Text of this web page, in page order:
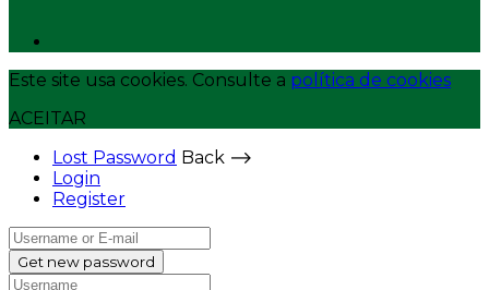
Este site usa cookies. Consulte a política de cookies
ACEITAR
Lost Password Back ⟶
Login
Register
Get new password